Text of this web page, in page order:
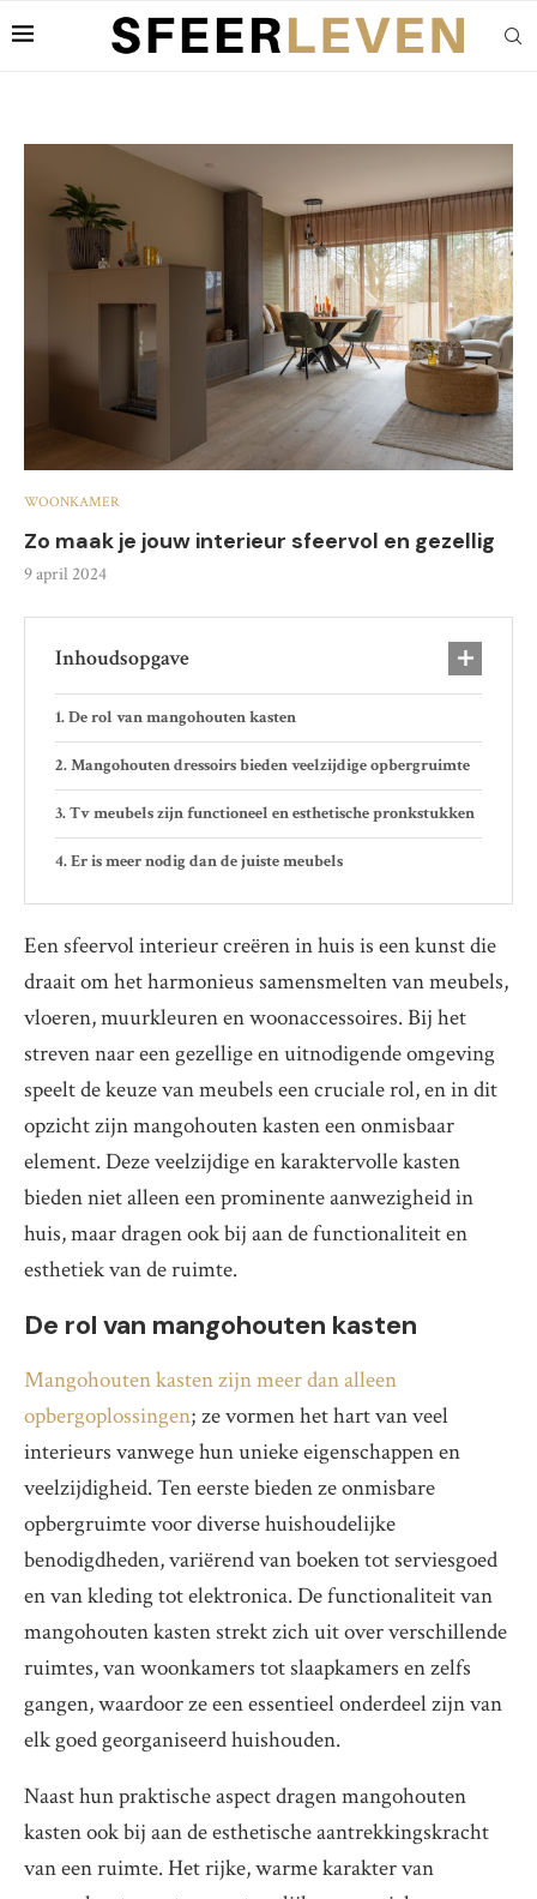
WOONKAMER
Zo maak je jouw interieur sfeervol en gezellig
9 april 2024
Inhoudsopgave
De rol van mangohouten kasten
Mangohouten dressoirs bieden veelzijdige opbergruimte
Tv meubels zijn functioneel en esthetische pronkstukken
Er is meer nodig dan de juiste meubels
Een sfeervol interieur creëren in huis is een kunst die
draait om het harmonieus samensmelten van meubels,
vloeren, muurkleuren en woonaccessoires. Bij het
streven naar een gezellige en uitnodigende omgeving
speelt de keuze van meubels een cruciale rol, en in dit
opzicht zijn mangohouten kasten een onmisbaar
element. Deze veelzijdige en karaktervolle kasten
bieden niet alleen een prominente aanwezigheid in
huis, maar dragen ook bij aan de functionaliteit en
esthetiek van de ruimte.
De rol van mangohouten kasten
Mangohouten kasten zijn meer dan alleen
opbergoplossingen; ze vormen het hart van veel
interieurs vanwege hun unieke eigenschappen en
veelzijdigheid. Ten eerste bieden ze onmisbare
opbergruimte voor diverse huishoudelijke
benodigdheden, variërend van boeken tot serviesgoed
en van kleding tot elektronica. De functionaliteit van
mangohouten kasten strekt zich uit over verschillende
ruimtes, van woonkamers tot slaapkamers en zelfs
gangen, waardoor ze een essentieel onderdeel zijn van
elk goed georganiseerd huishouden.
Naast hun praktische aspect dragen mangohouten
kasten ook bij aan de esthetische aantrekkingskracht
van een ruimte. Het rijke, warme karakter van